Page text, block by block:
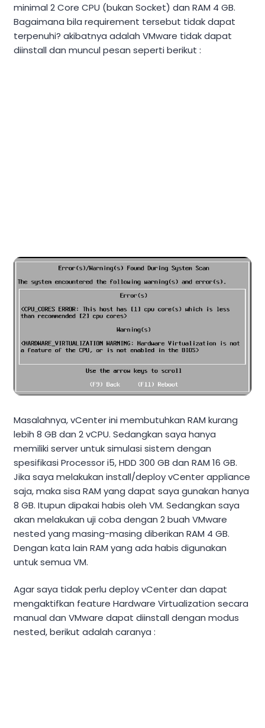
minimal 2 Core CPU (bukan Socket) dan RAM 4 GB.
Bagaimana bila requirement tersebut tidak dapat
terpenuhi? akibatnya adalah VMware tidak dapat
diinstall dan muncul pesan seperti berikut :
Masalahnya, vCenter ini membutuhkan RAM kurang
lebih 8 GB dan 2 vCPU. Sedangkan saya hanya
memiliki server untuk simulasi sistem dengan
spesifikasi Processor i5, HDD 300 GB dan RAM 16 GB.
Jika saya melakukan install/deploy vCenter appliance
saja, maka sisa RAM yang dapat saya gunakan hanya
8 GB. Itupun dipakai habis oleh VM. Sedangkan saya
akan melakukan uji coba dengan 2 buah VMware
nested yang masing-masing diberikan RAM 4 GB.
Dengan kata lain RAM yang ada habis digunakan
untuk semua VM.
Agar saya tidak perlu deploy vCenter dan dapat
mengaktifkan feature Hardware Virtualization secara
manual dan VMware dapat diinstall dengan modus
nested, berikut adalah caranya :